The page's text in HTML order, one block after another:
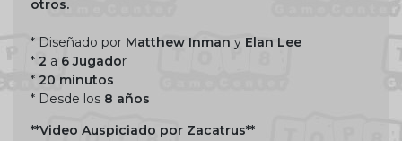
otros.
* Diseñado por Matthew Inman y Elan Lee
* 2 a 6 Jugador
* 20 minutos
* Desde los 8 años
**Video Auspiciado por Zacatrus**